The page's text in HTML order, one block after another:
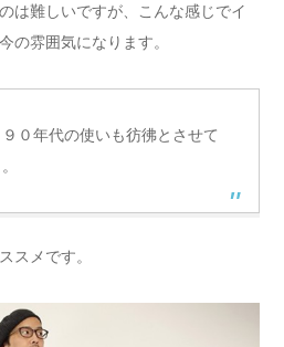
は難しいですが、こんな感じでイ
の雰囲気になります。
０年代の使いも彷彿とさせて
スメです。